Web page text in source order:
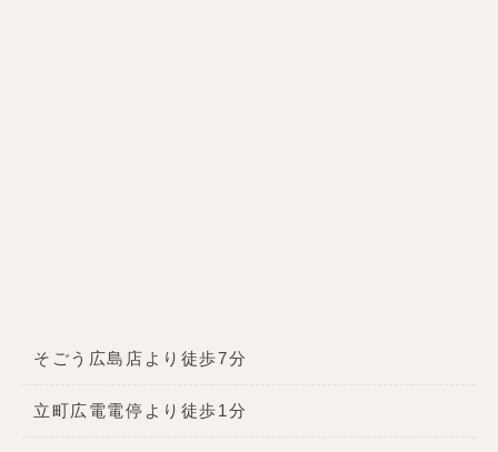
そごう広島店より徒歩7分
立町広電電停より徒歩1分